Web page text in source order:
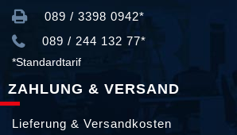
089 / 3398 0942*
089 / 244 132 77*
*Standardtarif
ZAHLUNG & VERSAND
Lieferung & Versandkosten